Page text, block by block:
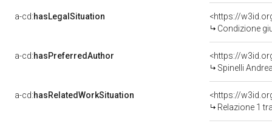
a-cd:hasLegalSituation
<https://
Condizione
a-cd:hasPreferredAuthor
<https://
Spinelli
a-cd:hasRelatedWorkSituation
Relazione 1